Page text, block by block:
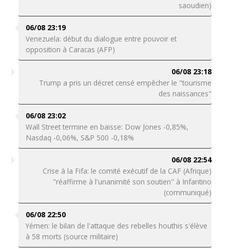
saoudien)
06/08 23:19
Venezuela: début du dialogue entre pouvoir et
opposition à Caracas (AFP)
06/08 23:18
Trump a pris un décret censé empêcher le "tourisme
des naissances"
06/08 23:02
Wall Street termine en baisse: Dow Jones -0,85%,
Nasdaq -0,06%, S&P 500 -0,18%
06/08 22:54
Crise à la Fifa: le comité exécutif de la CAF (Afrique)
"réaffirme à l'unanimité son soutien" à Infantino
(communiqué)
06/08 22:50
Yémen: le bilan de l'attaque des rebelles houthis s'élève
à 58 morts (source militaire)